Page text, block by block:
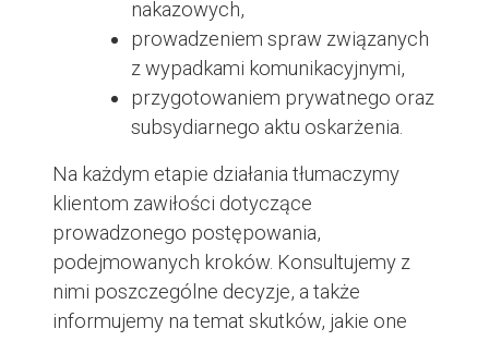
nakazowych,
prowadzeniem spraw związanych
z wypadkami komunikacyjnymi,
przygotowaniem prywatnego oraz
subsydiarnego aktu oskarżenia.
Na każdym etapie działania tłumaczymy
klientom zawiłości dotyczące
prowadzonego postępowania,
podejmowanych kroków. Konsultujemy z
nimi poszczególne decyzje, a także
informujemy na temat skutków, jakie one